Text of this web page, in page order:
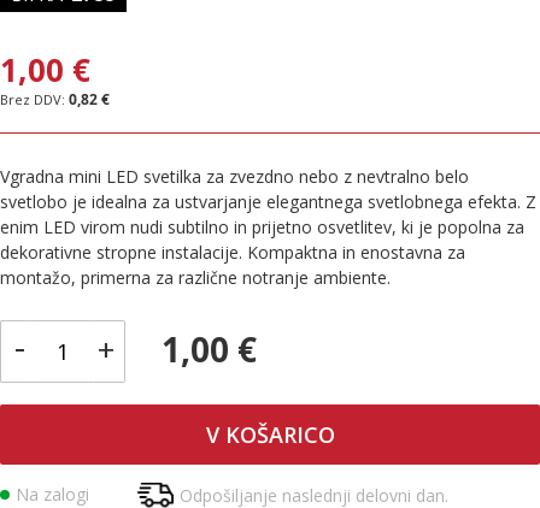
1,00 €
0,82 €
Vgradna mini LED svetilka za zvezdno nebo z nevtralno belo
svetlobo je idealna za ustvarjanje elegantnega svetlobnega efekta. Z
enim LED virom nudi subtilno in prijetno osvetlitev, ki je popolna za
dekorativne stropne instalacije. Kompaktna in enostavna za
montažo, primerna za različne notranje ambiente.
- + 1,00 €
V KOŠARICO
Na zalogi Odpošiljanje naslednji delovni dan.